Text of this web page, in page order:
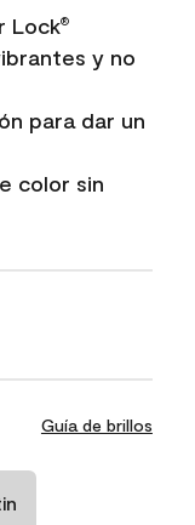
Lock®
y no
para dar un
color sin
Guía de brillos